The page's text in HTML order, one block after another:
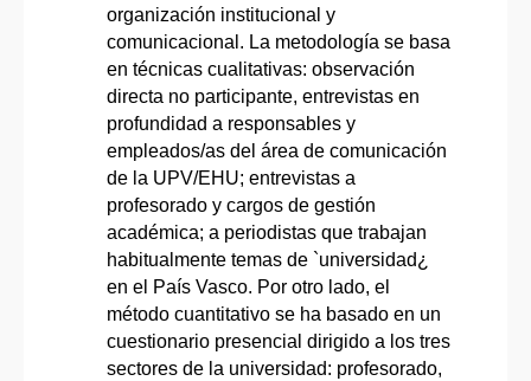
organización institucional y
comunicacional. La metodología se basa
en técnicas cualitativas: observación
directa no participante, entrevistas en
profundidad a responsables y
empleados/as del área de comunicación
de la UPV/EHU; entrevistas a
profesorado y cargos de gestión
académica; a periodistas que trabajan
habitualmente temas de `universidad¿
en el País Vasco. Por otro lado, el
método cuantitativo se ha basado en un
cuestionario presencial dirigido a los tres
sectores de la universidad: profesorado,